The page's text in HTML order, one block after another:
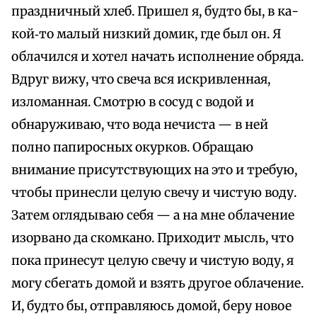
праздничный хлеб. Пришел я, будто бы, в ка-
кой‑то малый низкий домик, где был он. Я
облачился и хотел начать исполнение обряда.
Вдруг вижу, что свеча вся искривленная,
изломанная. Смотрю в сосуд с водой и
обнаруживаю, что вода нечиста — в ней
полно папиросных окурков. Обращаю
внимание присутствующих на это и требую,
чтобы принесли целую свечу и чистую воду.
Затем оглядываю себя — а на мне облачение
изорвано да скомкано. Приходит мысль, что
пока принесут целую свечу и чистую воду, я
могу сбегать домой и взять другое облачение.
И, будто бы, отправляюсь домой, беру новое